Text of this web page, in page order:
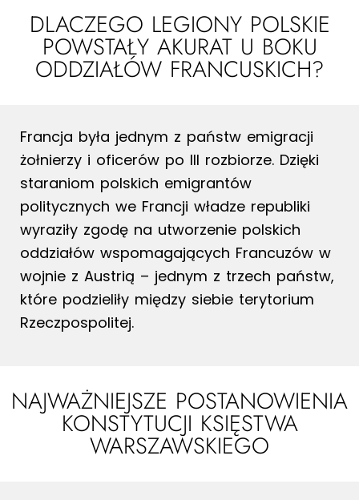
DLACZEGO LEGIONY POLSKIE
POWSTAŁY AKURAT U BOKU
ODDZIAŁÓW FRANCUSKICH?
Francja była jednym z państw emigracji
żołnierzy i oficerów po III rozbiorze. Dzięki
staraniom polskich emigrantów
politycznych we Francji władze republiki
wyraziły zgodę na utworzenie polskich
oddziałów wspomagających Francuzów w
wojnie z Austrią – jednym z trzech państw,
które podzieliły między siebie terytorium
Rzeczpospolitej.
NAJWAŻNIEJSZE POSTANOWIENIA
KONSTYTUCJI KSIĘSTWA
WARSZAWSKIEGO